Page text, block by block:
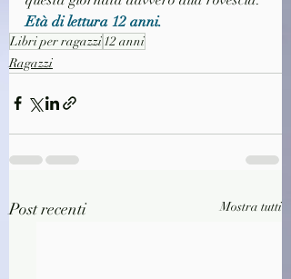
Età di lettura 12 anni.
Libri per ragazzi12 anni
Ragazzi
Post recenti Mostra tutti